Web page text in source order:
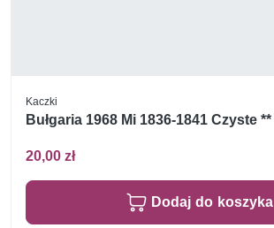
Kaczki
Bułgaria 1968 Mi 1836-1841 Czyste **
20,00 zł
Dodaj do koszyka